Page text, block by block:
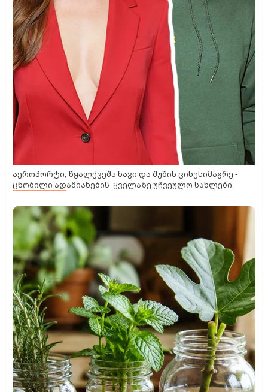
აეროპორტი, წყალქვეშა ნავი და შუშის ციხესიმაგრე -
ცნობილი ადამიანების ყველაზე უჩვეულო სახლები